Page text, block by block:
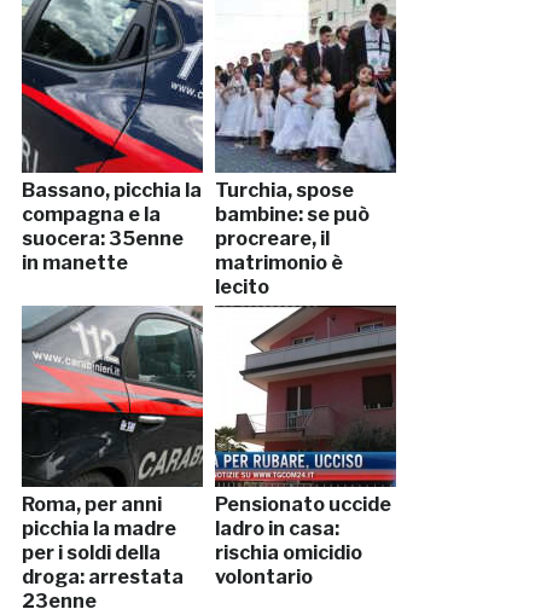
Bassano, picchia la
compagna e la
suocera: 35enne
in manette
Turchia, spose
bambine: se può
procreare, il
matrimonio è
lecito
Roma, per anni
picchia la madre
per i soldi della
droga: arrestata
23enne
Pensionato uccide
ladro in casa:
rischia omicidio
volontario